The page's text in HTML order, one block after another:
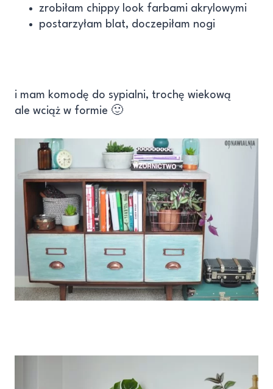
zrobiłam chippy look farbami akrylowymi
postarzyłam blat, doczepiłam nogi
i mam komodę do sypialni, trochę wiekową
ale wciąż w formie 🙂